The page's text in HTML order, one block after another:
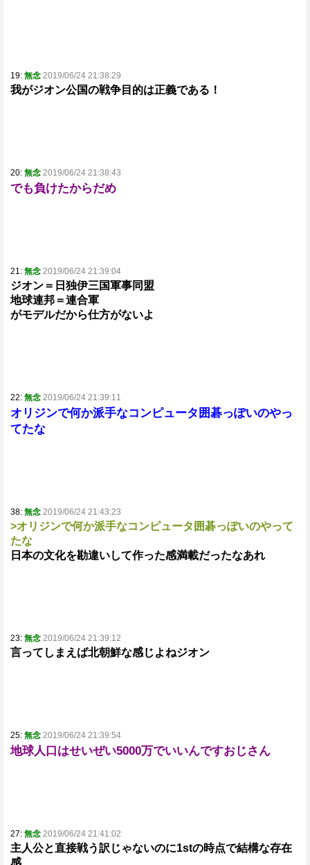
19: 無念 2019/06/24 21:38:29
我がジオン公国の戦争目的は正義である！
20: 無念 2019/06/24 21:38:43
でも負けたからだめ
21: 無念 2019/06/24 21:39:04
ジオン＝日独伊三国軍事同盟
地球連邦＝連合軍
がモデルだから仕方がないよ
22: 無念 2019/06/24 21:39:11
オリジンで何か派手なコンピュータ囲碁っぽいのやっ
てたな
38: 無念 2019/06/24 21:43:23
>オリジンで何か派手なコンピュータ囲碁っぽいのやって
たな
日本の文化を勘違いして作った感満載だったなあれ
23: 無念 2019/06/24 21:39:12
言ってしまえば北朝鮮な感じよねジオン
25: 無念 2019/06/24 21:39:54
地球人口はせいぜい5000万でいいんですおじさん
27: 無念 2019/06/24 21:41:02
主人公と直接戦う訳じゃないのに1stの時点で結構な存在
感